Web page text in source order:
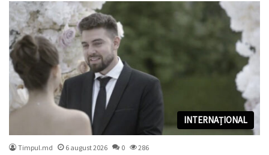
INTERNAȚIONAL
Timpul.md 6 august 2026 0 286